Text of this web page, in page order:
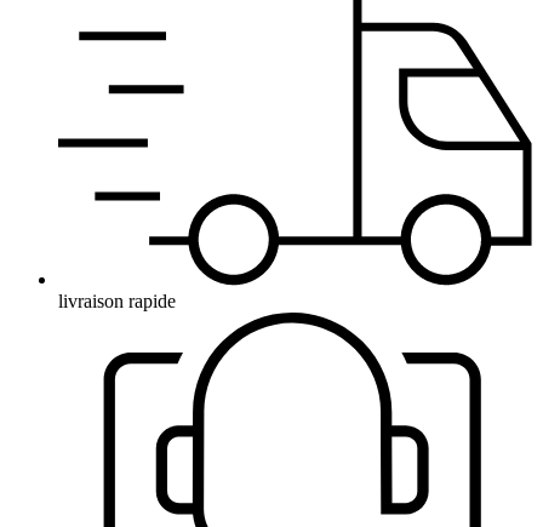
livraison rapide